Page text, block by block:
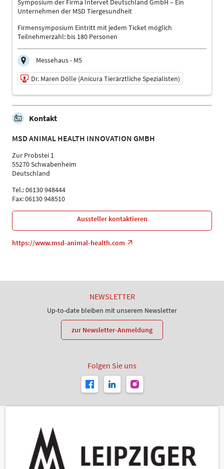
Vorsitz
Deutsch
Symposium der Firma Intervet Deutschland GmbH – Ein
Unternehmen der MSD Tiergesundheit
Firmensymposium Eintritt mit jedem Ticket möglich
Teilnehmerzahl: bis 180 Personen
Messehaus - M5
Dr. Maren Dölle (Anicura Tierärztliche Spezialisten)
17.01.2026 | 11:30 - 13:00
Dr. Maren Dölle (Anicura Tierärztliche Spezialisten)
Sprache
Deutsch
Themen
Firmensymposium
Kontakt
MSD ANIMAL HEALTH INNOVATION GMBH
Zur Probstei 1
55270 Schwabenheim
Deutschland
Tel.: 06130 948444
Fax: 06130 948510
Aussteller kontaktieren
https://www.msd-animal-health.com
NEWSLETTER
Up-to-date bleiben mit unserem Newsletter
zur Newsletter-Anmeldung
Folgen Sie uns